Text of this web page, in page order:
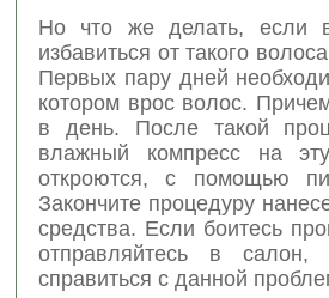
Но что же делать, если
избавиться от такого
Первых пару дней
котором врос волос.
в день. После такой
влажный компресс на
откроются, с помощью
Закончите процедуру
средства. Если боитесь
отправляйтесь в салон,
справиться с данной